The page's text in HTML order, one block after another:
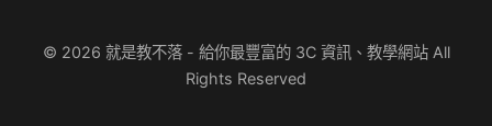
© 2026 就是教不落 - 給你最豐富的 3C 資訊、教學網站 All
Rights Reserved